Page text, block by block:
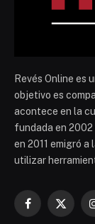
Revés Online es
objetivo es
acontece en la
fundada en 2002
en 2011 emigró
utilizar
Facebook
X